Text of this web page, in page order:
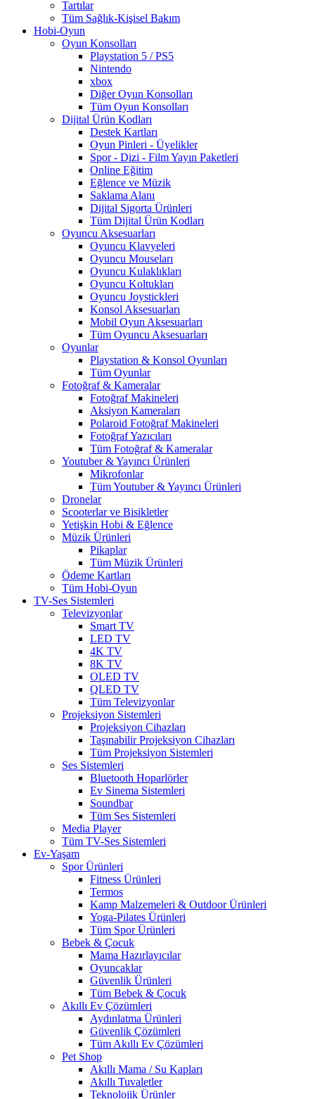
Tartılar
Tüm Sağlık-Kişisel Bakım
Hobi-Oyun
Oyun Konsolları
Playstation 5 / PS5
Nintendo
xbox
Diğer Oyun Konsolları
Tüm Oyun Konsolları
Dijital Ürün Kodları
Destek Kartları
Oyun Pinleri - Üyelikler
Spor - Dizi - Film Yayın Paketleri
Online Eğitim
Eğlence ve Müzik
Saklama Alanı
Dijital Sigorta Ürünleri
Tüm Dijital Ürün Kodları
Oyuncu Aksesuarları
Oyuncu Klavyeleri
Oyuncu Mouseları
Oyuncu Kulaklıkları
Oyuncu Koltukları
Oyuncu Joystickleri
Konsol Aksesuarları
Mobil Oyun Aksesuarları
Tüm Oyuncu Aksesuarları
Oyunlar
Playstation & Konsol Oyunları
Tüm Oyunlar
Fotoğraf & Kameralar
Fotoğraf Makineleri
Aksiyon Kameraları
Polaroid Fotoğraf Makineleri
Fotoğraf Yazıcıları
Tüm Fotoğraf & Kameralar
Youtuber & Yayıncı Ürünleri
Mikrofonlar
Tüm Youtuber & Yayıncı Ürünleri
Dronelar
Scooterlar ve Bisikletler
Yetişkin Hobi & Eğlence
Müzik Ürünleri
Pikaplar
Tüm Müzik Ürünleri
Ödeme Kartları
Tüm Hobi-Oyun
TV-Ses Sistemleri
Televizyonlar
Smart TV
LED TV
4K TV
8K TV
OLED TV
QLED TV
Tüm Televizyonlar
Projeksiyon Sistemleri
Projeksiyon Cihazları
Taşınabilir Projeksiyon Cihazları
Tüm Projeksiyon Sistemleri
Ses Sistemleri
Bluetooth Hoparlörler
Ev Sinema Sistemleri
Soundbar
Tüm Ses Sistemleri
Media Player
Tüm TV-Ses Sistemleri
Ev-Yaşam
Spor Ürünleri
Fitness Ürünleri
Termos
Kamp Malzemeleri & Outdoor Ürünleri
Yoga-Pilates Ürünleri
Tüm Spor Ürünleri
Bebek & Çocuk
Mama Hazırlayıcılar
Oyuncaklar
Güvenlik Ürünleri
Tüm Bebek & Çocuk
Akıllı Ev Çözümleri
Aydınlatma Ürünleri
Güvenlik Çözümleri
Tüm Akıllı Ev Çözümleri
Pet Shop
Akıllı Mama / Su Kapları
Akıllı Tuvaletler
Teknolojik Ürünler